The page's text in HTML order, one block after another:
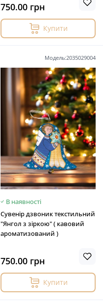
750.00 грн
Купити
Модель:2035029004
В наявності
Сувенір дзвоник текстильний
"Янгол з зіркою" ( кавовий
ароматизований )
750.00 грн
Купити